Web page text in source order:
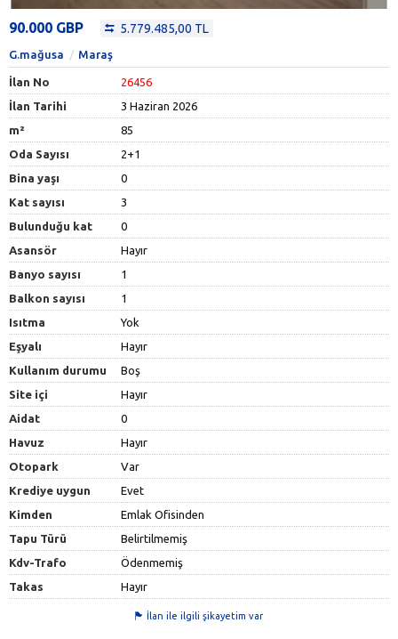
90.000 GBP 5.779.485,00 TL
G.mağusa Maraş
İlan No
26456
İlan Tarihi
3 Haziran 2026
m²
85
Oda Sayısı
2+1
Bina yaşı
0
Kat sayısı
3
Bulunduğu kat
0
Asansör
Hayır
Banyo sayısı
1
Balkon sayısı
1
Isıtma
Yok
Eşyalı
Hayır
Kullanım durumu
Boş
Site içi
Hayır
Aidat
0
Havuz
Hayır
Otopark
Var
Krediye uygun
Evet
Kimden
Emlak Ofisinden
Tapu Türü
Belirtilmemiş
Kdv-Trafo
Ödenmemiş
Takas
Hayır
İlan ile ilgili şikayetim var